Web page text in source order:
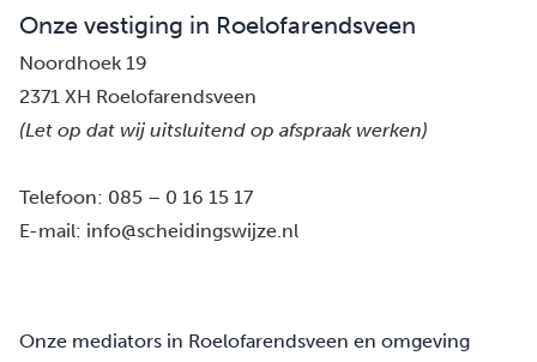
Onze vestiging in Roelofarendsveen
Noordhoek 19
2371 XH Roelofarendsveen
(Let op dat wij uitsluitend op afspraak werken)
Telefoon: 085 – 0 16 15 17
E-mail: info@scheidingswijze.nl
Onze mediators in Roelofarendsveen en omgeving